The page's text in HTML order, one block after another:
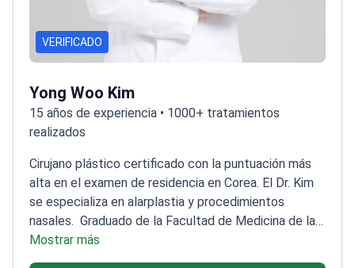
VERIFICADO
Yong Woo Kim
15 años de experiencia • 1000+ tratamientos
realizados
Cirujano plástico certificado con la puntuación más
alta en el examen de residencia en Corea. El Dr. Kim
se especializa en alarplastia y procedimientos
nasales. Graduado de la Facultad de Medicina de la
Universidad de Hanyang
Americana de Microcirugía ReconstructivaGanador
Mostrar más